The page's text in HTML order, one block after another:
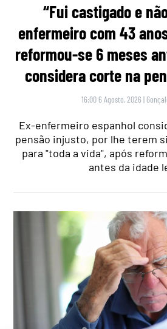
“Fui castigado e
enfermeiro com 43
reformou-se 6 meses
considera corte na
16:00 6 Agosto, 2026 |
Ex-enfermeiro espanhol
pensão injusto, por lhe terem
para "toda a vida", após
antes da idade